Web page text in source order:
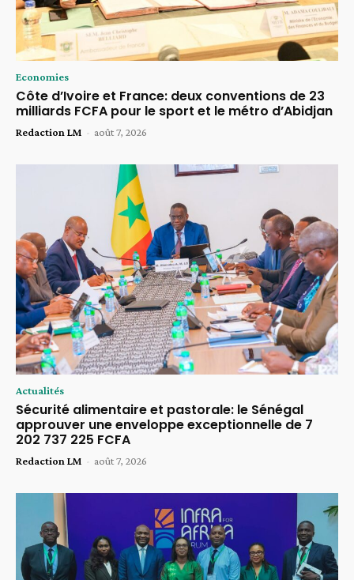
Economies
Côte d’Ivoire et France: deux conventions de 23
milliards FCFA pour le sport et le métro d’Abidjan
Redaction LM - août 7, 2026
Actualités
Sécurité alimentaire et pastorale: le Sénégal
approuver une enveloppe exceptionnelle de 7
202 737 225 FCFA
Redaction LM - août 7, 2026